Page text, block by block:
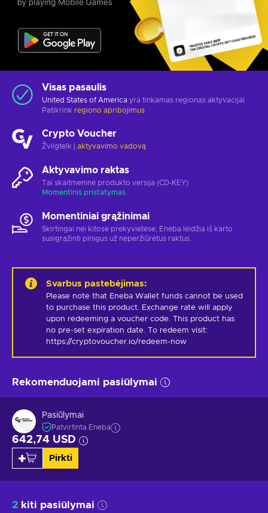
Visas pasaulis
United States of America yra tinkamas regionas aktyvacijai
Patikrink regiono apribojimus
Crypto Voucher
Žvilgtelk į aktyvavimo vadovą
Aktyvavimo raktas
Tai skaitmeninė produkto versija (CD-KEY)
Momentinis pristatymas
Momentiniai grąžinimai
Skirtingai nei kitose prekyvietėse, Eneba leidžia iš karto
susigrąžinti pinigus už neperžiūrėtus raktus.
Svarbus pastebėjimas:
Please note that Eneba Wallet funds cannot be used
to purchase this product. Exchange rate will apply
upon redeeming a voucher code. This product has
no pre-set expiration date. To redeem visit:
https://cryptovoucher.io/redeem-now
Rekomenduojami pasiūlymai
Pasiūlymai
Patvirtinta Eneba
642,74 USD
Pirkti
2 kiti pasiūlymai